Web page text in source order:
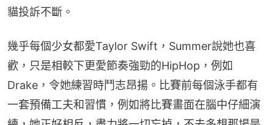
貓投訴不斷。
幾乎每個少女都愛Taylor Swift，Summer說她也喜
歡，只是相較下更愛節奏強勁的HipHop，例如
Drake，令她練習時鬥志昂揚。比賽前每個泳手都有
一套預備工夫和習慣，例如將比賽畫面在腦中仔細演